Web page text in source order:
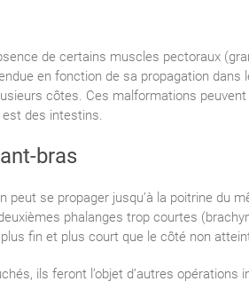
de certains muscles pectoraux
en fonction de sa propagation dans
côtes. Ces malformations peuvent
des intestins.
bras
se propager jusqu’à la poitrine du
phalanges trop courtes
fin et plus court que le côté non
ils feront l’objet d’autres opérations